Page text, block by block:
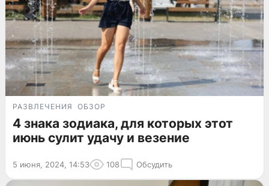
РАЗВЛЕЧЕНИЯ ОБЗОР
4 знака зодиака, для которых этот
июнь сулит удачу и везение
5 июня, 2024, 14:53 108 Обсудить